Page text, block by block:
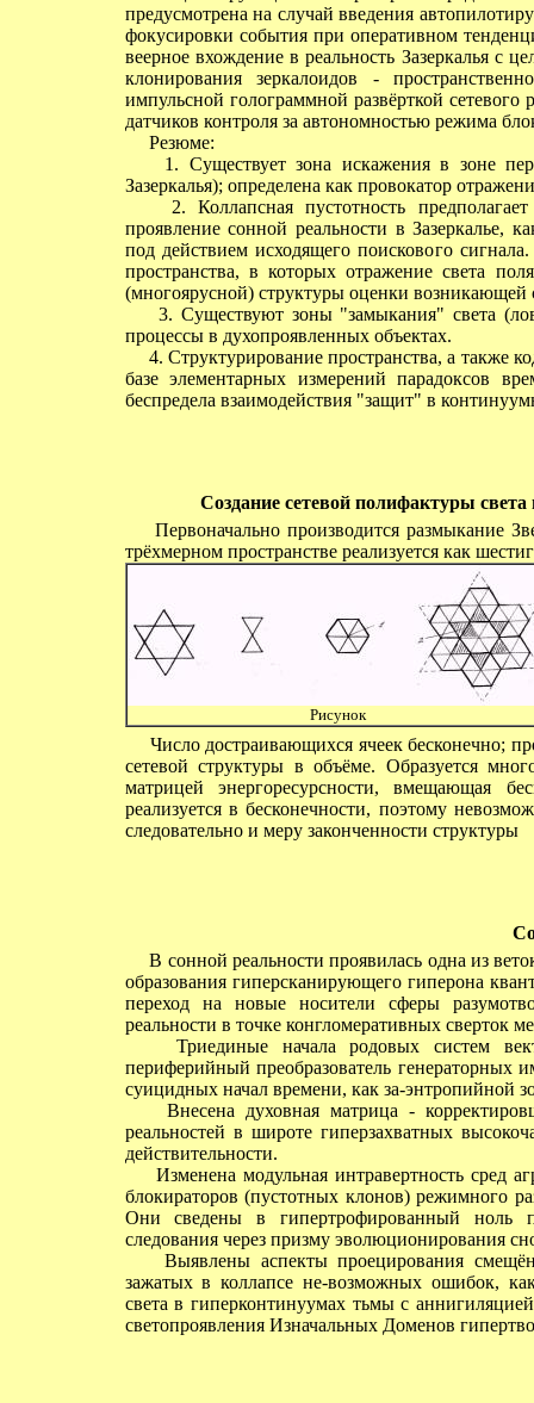
предусмотрена на случай введения
фокусировки события при оперативном
веерное вхождение в реальность Зазеркалья с
клонирования зеркалоидов -
импульсной голограммной развёрткой
датчиков контроля за автономностью режима
Резюме:
1. Существует зона искажения в зоне
Зазеркалья); определена как провокатор
2. Коллапсная пустотность
проявление сонной реальности в Зазеркалье,
под действием исходящего поискового
пространства, в которых отражение света
(многоярусной) структуры оценки возникающей
3. Существуют зоны "замыкания" света
процессы в духопроявленных объектах.
4. Структурирование пространства, а также
базе элементарных измерений парадоксов
беспредела взаимодействия "защит" в
Создание сетевой полифактуры
Первоначально производится размыкание
трёхмерном пространстве реализуется как
Рисунок
Число достраивающихся ячеек бесконечно;
сетевой структуры в объёме. Образуется
матрицей энергоресурсности, вмещающая
реализуется в бесконечности, поэтому
следовательно и меру законченности структуры
В сонной реальности проявилась одна из
образования гиперсканирующего гиперона
переход на новые носители сферы
реальности в точке конгломеративных сверток
Триединые начала родовых систем
периферийный преобразователь генераторных
суицидных начал времени, как за-энтропийной
Внесена духовная матрица -
реальностей в широте гиперзахватных
действительности.
Изменена модульная интравертность сред
блокираторов (пустотных клонов) режимного
Они сведены в гипертрофированный ноль
следования через призму эволюционирования
Выявлены аспекты проецирования
зажатых в коллапсе не-возможных ошибок,
света в гиперконтинуумах тьмы с
светопроявления Изначальных Доменов